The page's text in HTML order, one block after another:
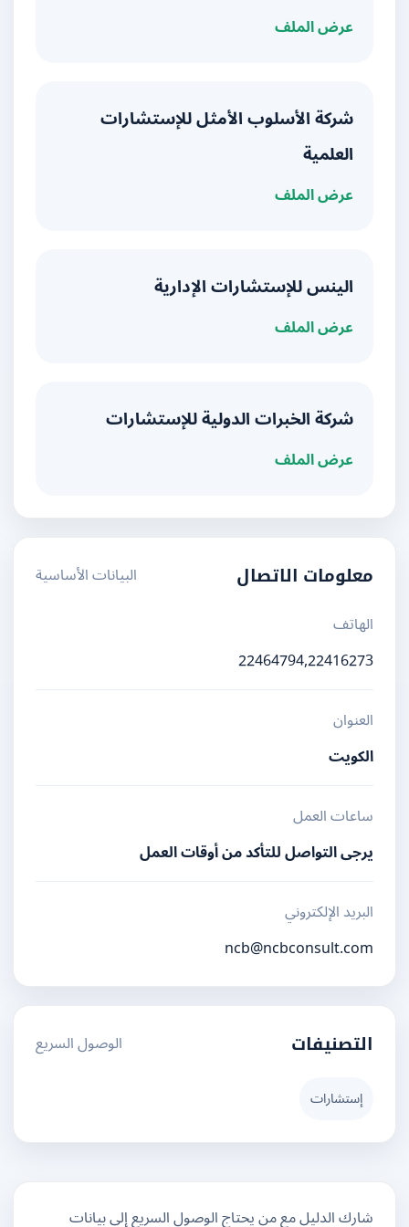
عرض الملف
شركة الأسلوب الأمثل للإستشارات
العلمية
عرض الملف
الينس للإستشارات الإدارية
عرض الملف
شركة الخبرات الدولية للإستشارات
عرض الملف
معلومات الاتصال
البيانات الأساسية
الهاتف
22464794,22416273
العنوان
الكويت
ساعات العمل
يرجى التواصل للتأكد من أوقات العمل
البريد الإلكتروني
ncb@ncbconsult.com
التصنيفات الوصول السريع
إستشارات
شارك الدليل مع من يحتاج الوصول السريع إلى بيانات